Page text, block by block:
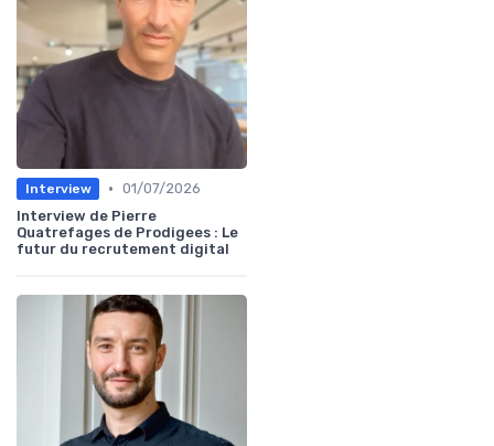
Interview • 01/07/2026
Interview de Pierre
Quatrefages de Prodigees : Le
futur du recrutement digital